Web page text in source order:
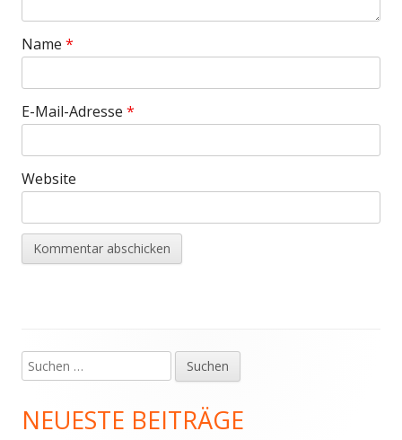
Name *
E-Mail-Adresse *
Website
Haupt-
Seitenleiste
Suchen
nach:
NEUESTE BEITRÄGE